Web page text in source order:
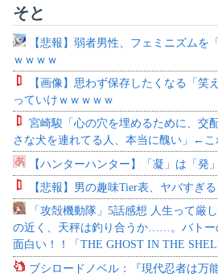
そと
【悲報】弱者男性、フェミニズムを
ｗｗｗｗ
【画像】思わず保存したくなる「笑
っていけｗｗｗｗｗ
宮崎駿「心の穴を埋めるために、交
さな犬を連れてる人、本当に醜い」←こ
【ハンターハンター】「凝」は「発
【悲報】男の趣味Tier表、ヤバすぎ
「攻殻機動隊」5話感想 人生って厳
の近く、天秤は釣り合うか……。バトー
面白い！！「THE GHOST IN THE
ブシロードノベル：『現代忍者は万